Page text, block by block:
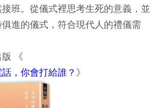
班。從儀式裡思考生死的意義，並
進的儀式，符合現代人的禮儀需
《
，你會打給誰？ 》